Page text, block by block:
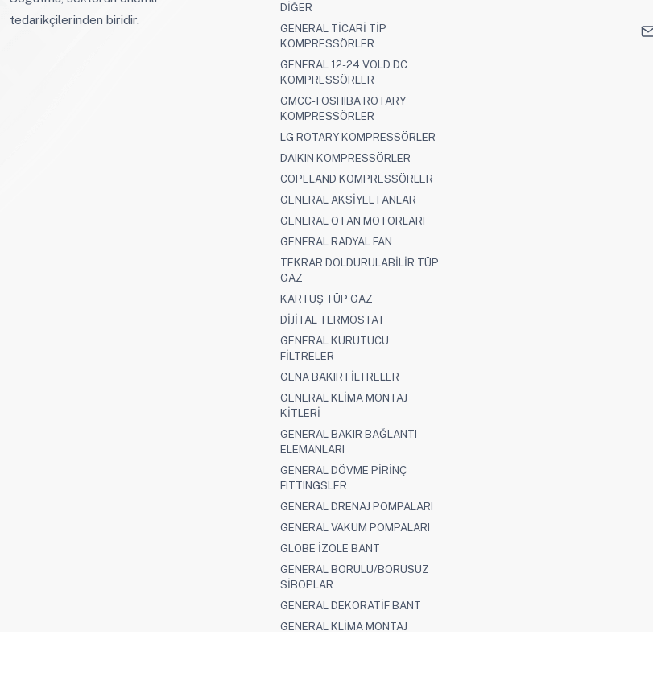
tedarikçilerinden biridir.
DİĞER
GENERAL TİCARİ TİP
KOMPRESSÖRLER
GENERAL 12-24 VOLD DC
KOMPRESSÖRLER
GMCC-TOSHIBA ROTARY
KOMPRESSÖRLER
LG ROTARY KOMPRESSÖRLER
DAIKIN KOMPRESSÖRLER
COPELAND KOMPRESSÖRLER
GENERAL AKSİYEL FANLAR
GENERAL Q FAN MOTORLARI
GENERAL RADYAL FAN
TEKRAR DOLDURULABİLİR TÜP
GAZ
KARTUŞ TÜP GAZ
DİJİTAL TERMOSTAT
GENERAL KURUTUCU
FİLTRELER
GENA BAKIR FİLTRELER
GENERAL KLİMA MONTAJ
KİTLERİ
GENERAL BAKIR BAĞLANTI
ELEMANLARI
GENERAL DÖVME PİRİNÇ
FITTINGSLER
GENERAL DRENAJ POMPALARI
GENERAL VAKUM POMPALARI
GLOBE İZOLE BANT
GENERAL BORULU/BORUSUZ
SİBOPLAR
GENERAL DEKORATİF BANT
GENERAL KLİMA MONTAJ